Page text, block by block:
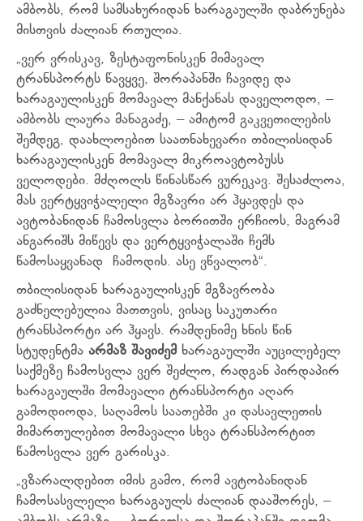
ამბობს, რომ სამსახურიდან ხარაგაულში დაბრუნება
მისთვის ძალიან რთულია.
„ვერ ვრისკავ, ზესტაფონისკენ მიმავალ
ტრანსპორტს წავყვე, შორაპანში ჩავიდე და
ხარაგაულისკენ მომავალ მანქანას დაველოდო, –
ამბობს ლაურა მანაგაძე, – ამიტომ გაკვეთილების
შემდეგ, დაახლოებით საათნახევარი თბილისიდან
ხარაგაულისკენ მომავალ მიკროავტობუსს
ველოდები. მძღოლს წინასწარ ვურეკავ. შესაძლოა,
მას ვერტყვიჭალელი მგზავრი არ ჰყავდეს და
ავტობანიდან ჩამოსვლა ბორითში ერჩიოს, მაგრამ
ანგარიშს მიწევს და ვერტყვიჭალაში ჩემს
წამოსაყვანად ჩამოდის. ასე ვწვალობ“.
თბილისიდან ხარაგაულისკენ მგზავრობა
გაძნელებულია მათთვის, ვისაც საკუთარი
ტრანსპორტი არ ჰყავს. რამდენიმე ხნის წინ
სტუდენტმა არმაზ შავიძემხარაგაულში აუცილებელ
საქმეზე ჩამოსვლა ვერ შეძლო, რადგან პირდაპირ
ხარაგაულში მომავალი ტრანსპორტი აღარ
გამოდიოდა, საღამოს საათებში კი დასავლეთის
მიმართულებით მომავალი სხვა ტრანსპორტით
წამოსვლა ვერ გარისკა.
„ვზარალდებით იმის გამო, რომ ავტობანიდან
ჩამოსასვლელი ხარაგაულს ძალიან დააშორეს, –